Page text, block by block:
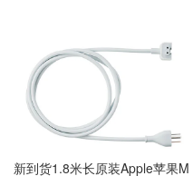
新到货1.8米长原装Apple苹果M